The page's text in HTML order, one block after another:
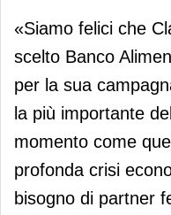
«Siamo felici che
scelto Banco
per la sua
la più importante
momento come
profonda crisi
bisogno di partner